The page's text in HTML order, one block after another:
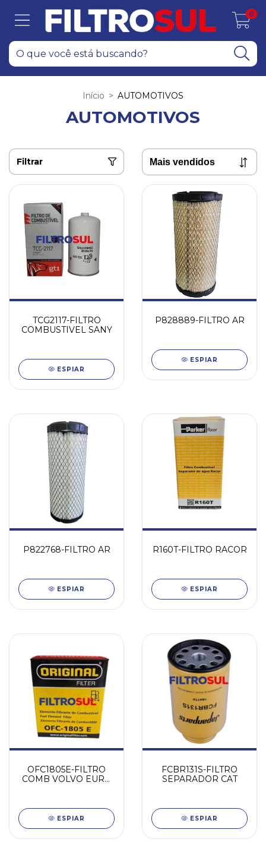
0
Início > AUTOMOTIVOS
AUTOMOTIVOS
Filtrar
TCG2117-FILTRO
COMBUSTIVEL SANY
ESPIAR
P828889-FILTRO AR
ESPIAR
P822768-FILTRO AR
ESPIAR
R160T-FILTRO RACOR
ESPIAR
OFC1805E-FILTRO
COMB VOLVO EURO
ESPIAR
FCBR131S-FILTRO
SEPARADOR CAT
ESPIAR